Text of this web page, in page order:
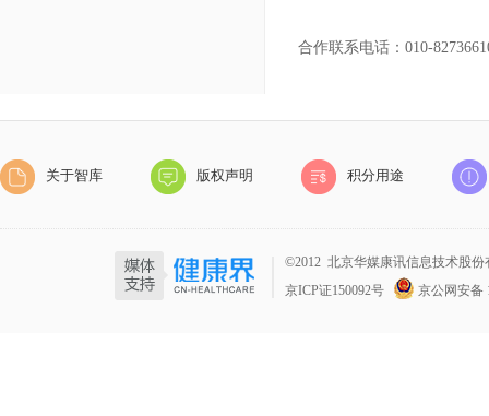
合作联系电话：010-
关于智库 版权声明 积分用途
©2012 北京华媒康讯信息技术股份
京ICP证150092号
京公网安备